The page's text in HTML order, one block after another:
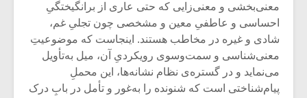
معنی‌بخشی و معنی‌‌زایی که حتی عاری از برانگیختگیِ
احساسی و عاطفیِ معین و مشخصی چون تجلیِ غم،
شادی و غیره در مخاطب هستند. اینجاست که موضوعیتِ
معنی‌شناسی و سمت‌وسوی رویکردیِ آن، میل به‌تأویل
می‌نماید و در گستره‌ی نظام نشانه‌‌ها، این محملِ
پیام‌شناختی است که شنونده را به‌غور و تأمل در بابِ درک